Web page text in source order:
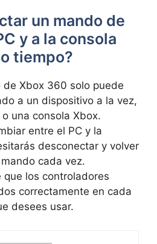
un mando de
y a la consola
tiempo?
de Xbox 360 solo puede
a un dispositivo a la vez,
una consola Xbox.
entre el PC y la
desconectar y volver
cada vez.
que los controladores
correctamente en cada
desees usar.